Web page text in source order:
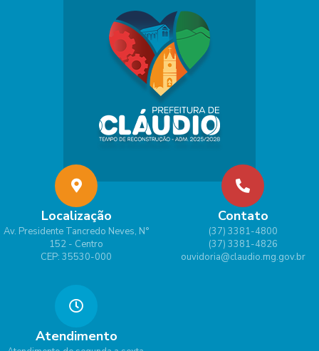
Localização
Av. Presidente Tancredo Neves, N°
152 - Centro
CEP: 35530-000
Contato
(37) 3381-4800
(37) 3381-4826
ouvidoria@claudio.mg.gov.br
Atendimento